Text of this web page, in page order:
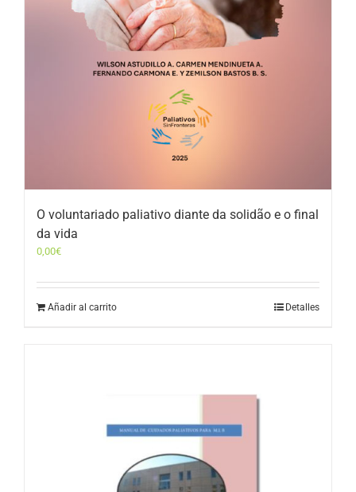
O voluntariado paliativo diante da solidão e o final
da vida
0,00€
Añadir al carrito Detalles